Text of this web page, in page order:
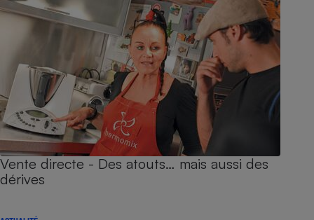
Vente directe - Des atouts… mais aussi des
dérives